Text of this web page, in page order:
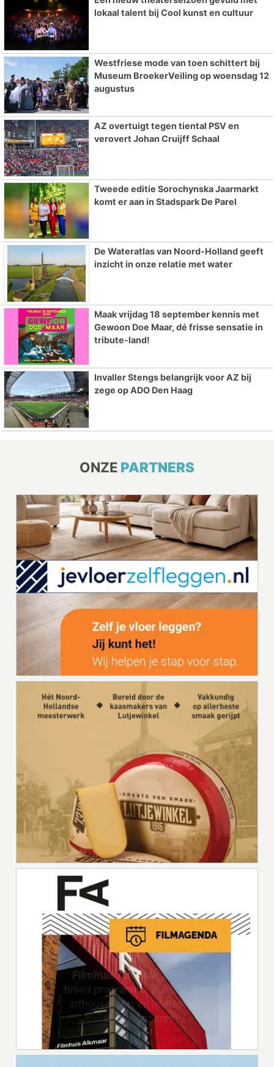
lokaal talent bij Cool kunst en cultuur
Westfriese mode van toen schittert bij
Museum BroekerVeiling op woensdag 12
augustus
AZ overtuigt tegen tiental PSV en
verovert Johan Cruijff Schaal
Tweede editie Sorochynska Jaarmarkt
komt er aan in Stadspark De Parel
De Wateratlas van Noord-Holland geeft
inzicht in onze relatie met water
Maak vrijdag 18 september kennis met
Gewoon Doe Maar, dé frisse sensatie in
tribute-land!
Invaller Stengs belangrijk voor AZ bij
zege op ADO Den Haag
ONZE PARTNERS